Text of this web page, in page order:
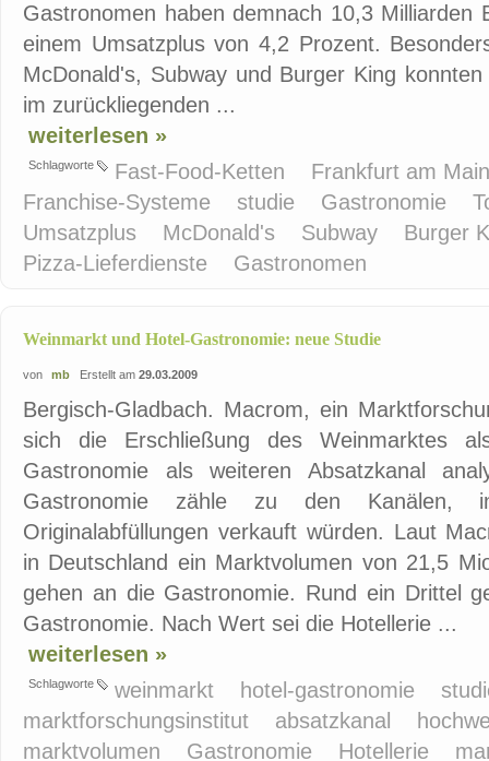
Gastronomen haben demnach 10,3 Milliarden
einem Umsatzplus von 4,2 Prozent.
McDonald's, Subway und Burger King
im zurückliegenden ...
weiterlesen »
Schlagworte Fast-Food-Ketten
Frankfurt am
Franchise-Systeme
studie Gastronomie
Umsatzplus
McDonald's Subway
Burger
Pizza-Lieferdienste
Gastronomen
Weinmarkt und Hotel-Gastronomie: neue Studie
von mb Erstellt am 29.03.2009
Bergisch-Gladbach. Macrom, ein
sich die Erschließung des Weinmarktes
Gastronomie als weiteren Absatzkanal
Gastronomie zähle zu den Kanälen,
Originalabfüllungen verkauft würden. Laut
in Deutschland ein Marktvolumen von 21,5
gehen an die Gastronomie. Rund ein Drittel
Gastronomie. Nach Wert sei die Hotellerie ...
weiterlesen »
Schlagworte weinmarkt hotel-gastronomie
marktforschungsinstitut
absatzkanal
marktvolumen
Gastronomie Hotellerie